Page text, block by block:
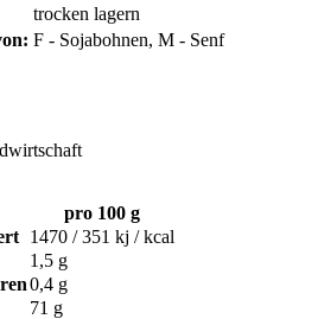
trocken lagern
F - Sojabohnen, M - Senf
pro 100 g
1470 / 351 kj / kcal
1,5 g
0,4 g
71 g